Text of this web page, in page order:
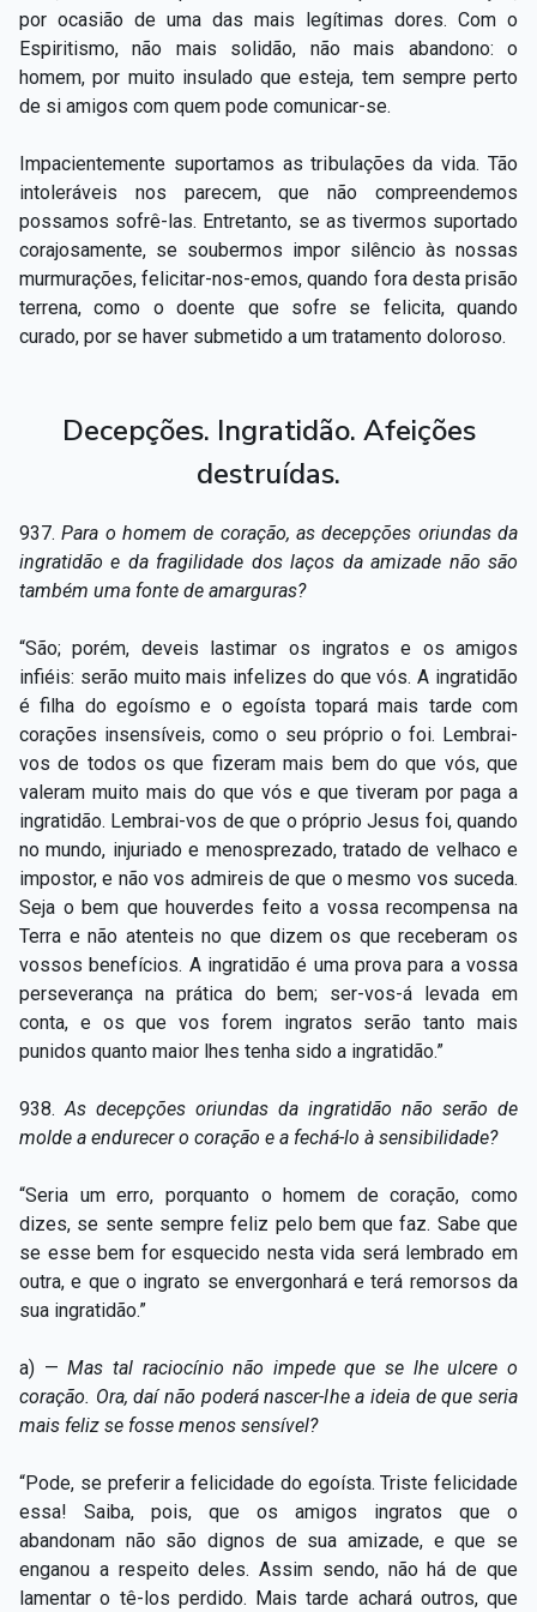
por ocasião de uma das mais legítimas dores. Com o
Espiritismo, não mais solidão, não mais abandono: o
homem, por muito insulado que esteja, tem sempre perto
de si amigos com quem pode comunicar-se.
Impacientemente suportamos as tribulações da vida. Tão
intoleráveis nos parecem, que não compreendemos
possamos sofrê-las. Entretanto, se as tivermos suportado
corajosamente, se soubermos impor silêncio às nossas
murmurações, felicitar-nos-emos, quando fora desta prisão
terrena, como o doente que sofre se felicita, quando
curado, por se haver submetido a um tratamento doloroso.
Decepções. Ingratidão. Afeições
destruídas.
937.Para o homem de coração, as decepções oriundas da
ingratidão e da fragilidade dos laços da amizade não são
também uma fonte de amarguras?
“São; porém, deveis lastimar os ingratos e os amigos
infiéis: serão muito mais infelizes do que vós. A ingratidão
é filha do egoísmo e o egoísta topará mais tarde com
corações insensíveis, como o seu próprio o foi. Lembrai-
vos de todos os que fizeram mais bem do que vós, que
valeram muito mais do que vós e que tiveram por paga a
ingratidão. Lembrai-vos de que o próprio Jesus foi, quando
no mundo, injuriado e menosprezado, tratado de velhaco e
impostor, e não vos admireis de que o mesmo vos suceda.
Seja o bem que houverdes feito a vossa recompensa na
Terra e não atenteis no que dizem os que receberam os
vossos benefícios. A ingratidão é uma prova para a vossa
perseverança na prática do bem; ser-vos-á levada em
conta, e os que vos forem ingratos serão tanto mais
punidos quanto maior lhes tenha sido a ingratidão.”
938. As decepções oriundas da ingratidão não serão de
molde a endurecer o coração e a fechá-lo à sensibilidade?
“Seria um erro, porquanto o homem de coração, como
dizes, se sente sempre feliz pelo bem que faz. Sabe que
se esse bem for esquecido nesta vida será lembrado em
outra, e que o ingrato se envergonhará e terá remorsos da
sua ingratidão.”
a) —Mas tal raciocínio não impede que se lhe ulcere o
coração. Ora, daí não poderá nascer-lhe a ideia de que seria
mais feliz se fosse menos sensível?
“Pode, se preferir a felicidade do egoísta. Triste felicidade
essa! Saiba, pois, que os amigos ingratos que o
abandonam não são dignos de sua amizade, e que se
enganou a respeito deles. Assim sendo, não há de que
lamentar o tê-los perdido. Mais tarde achará outros, que